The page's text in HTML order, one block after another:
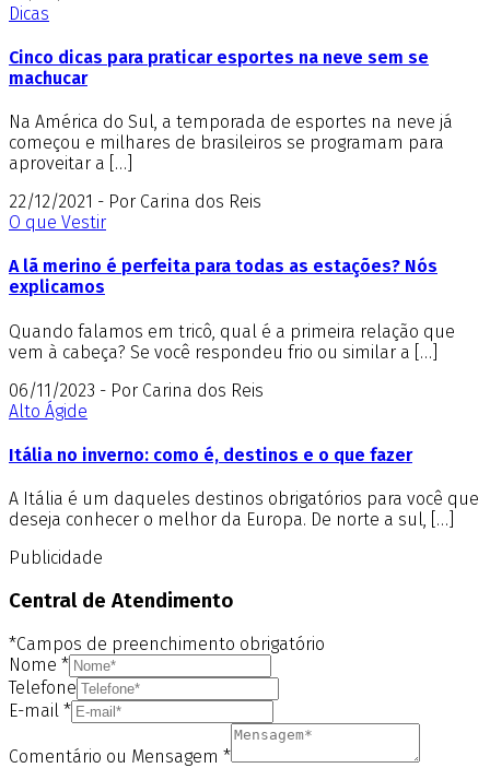
Dicas
Cinco dicas para praticar esportes na neve sem se
machucar
Na América do Sul, a temporada de esportes na neve já
começou e milhares de brasileiros se programam para
aproveitar a […]
22/12/2021 - Por Carina dos Reis
O que Vestir
A lã merino é perfeita para todas as estações? Nós
explicamos
Quando falamos em tricô, qual é a primeira relação que
vem à cabeça? Se você respondeu frio ou similar a […]
06/11/2023 - Por Carina dos Reis
Alto Ágide
Itália no inverno: como é, destinos e o que fazer
A Itália é um daqueles destinos obrigatórios para você que
deseja conhecer o melhor da Europa. De norte a sul, […]
Publicidade
Central de Atendimento
*Campos de preenchimento obrigatório
Nome *
Telefone
E-mail *
Comentário ou Mensagem *